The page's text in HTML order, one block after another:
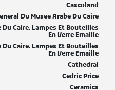
Cascoland
Du Musee Arabe Du Caire
Caire. Lampes Et Bouteilles
En Verre Emaille
Caire. Lampes Et Bouteilles
En Verre Emaille
Cathedral
Cedric Price
Ceramics